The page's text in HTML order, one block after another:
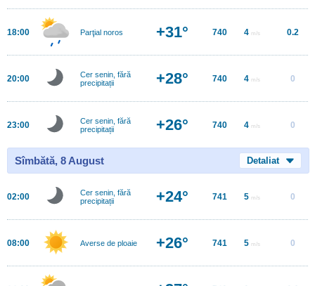
18:00 Parţial noros +31° 740 4 m/s 0.2
20:00
Cer senin, fără
precipitații
+28° 740 4 m/s 0
23:00
Cer senin, fără
precipitații
+26° 740 4 m/s 0
Sîmbătă, 8 August Detaliat
02:00
Cer senin, fără
precipitații
+24° 741 5 m/s 0
08:00 Averse de ploaie +26° 741 5 m/s 0